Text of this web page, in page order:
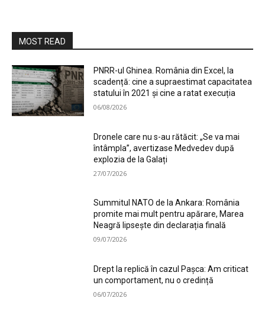
MOST READ
PNRR-ul Ghinea. România din Excel, la
scadență: cine a supraestimat capacitatea
statului în 2021 și cine a ratat execuția
06/08/2026
Dronele care nu s-au rătăcit: „Se va mai
întâmpla”, avertizase Medvedev după
explozia de la Galați
27/07/2026
Summitul NATO de la Ankara: România
promite mai mult pentru apărare, Marea
Neagră lipsește din declarația finală
09/07/2026
Drept la replică în cazul Pașca: Am criticat
un comportament, nu o credință
06/07/2026